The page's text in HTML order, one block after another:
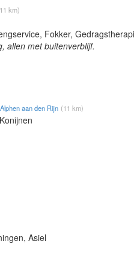
km)
Fokker,
allen met buitenverblijf.
Alphen aan den Rijn (11 km)
Asiel